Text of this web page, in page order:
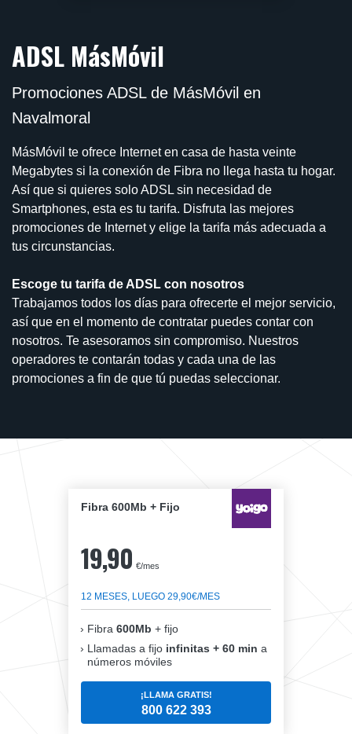
ADSL MásMóvil
Promociones ADSL de MásMóvil en
Navalmoral
MásMóvil te ofrece Internet en casa de hasta veinte
Megabytes si la conexión de Fibra no llega hasta tu hogar.
Así que si quieres solo ADSL sin necesidad de
Smartphones, esta es tu tarifa. Disfruta las mejores
promociones de Internet y elige la tarifa más adecuada a
tus circunstancias.
Escoge tu tarifa de ADSL con nosotros
Trabajamos todos los días para ofrecerte el mejor servicio,
así que en el momento de contratar puedes contar con
nosotros. Te asesoramos sin compromiso. Nuestros
operadores te contarán todas y cada una de las
promociones a fin de que tú puedas seleccionar.
Fibra 600Mb + Fijo
19,90 €/mes
12 MESES, LUEGO 29,90€/MES
Fibra 600Mb + fijo
Llamadas a fijo infinitas + 60 min a
números móviles
¡LLAMA GRATIS!
800 622 393